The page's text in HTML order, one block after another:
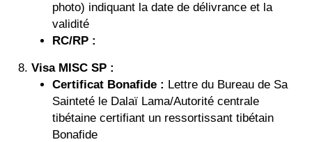
photo) indiquant la date de délivrance et la
validité
RC/RP :
Visa MISC SP :
Certificat Bonafide : Lettre du Bureau de Sa
Sainteté le Dalaï Lama/Autorité centrale
tibétaine certifiant un ressortissant tibétain
Bonafide